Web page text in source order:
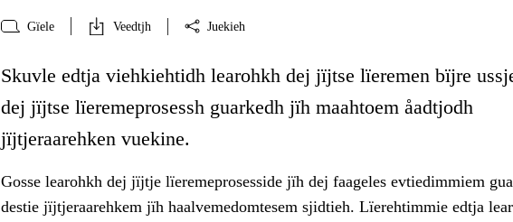
Gïele Veedtjh Juekieh
Skuvle edtja viehkiehtidh learohkh dej jïjtse lïeremen bïjre
dej jïjtse lïeremeprosessh guarkedh jïh maahtoem åadtjodh
jïjtjeraarehken vuekine.
Gosse learohkh dej jïjtje lïeremeprosesside jïh dej faageles evtiedimmiem
destie jïjtjeraarehkem jïh haalvemedomtesem sjidtieh. Lïerehtimmie edtja